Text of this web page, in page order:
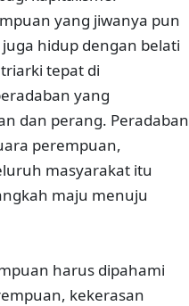
yang jiwanya pun
hidup dengan belati
tepat di
yang
dan perang. Peradaban
perempuan,
masyarakat itu
maju menuju
harus dipahami
kekerasan